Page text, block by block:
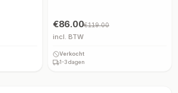
€86.00€119.00
incl. BTW
Verkocht
1-3 dagen